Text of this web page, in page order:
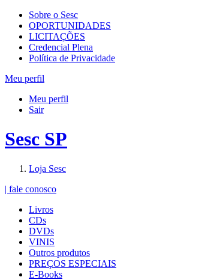
Sobre o Sesc
OPORTUNIDADES
LICITAÇÕES
Credencial Plena
Política de Privacidade
Meu perfil
Meu perfil
Sair
Sesc SP
Loja Sesc
| fale conosco
Livros
CDs
DVDs
VINIS
Outros produtos
PREÇOS ESPECIAIS
E-Books